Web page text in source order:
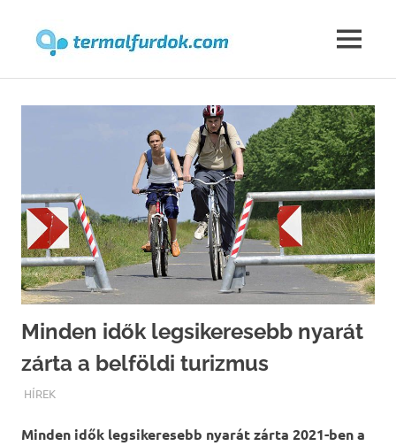
MENU
Minden idők legsikeresebb nyarát
zárta a belföldi turizmus
TERMALFURDOK.COM
HÍREK
Minden idők legsikeresebb nyarát zárta 2021-ben a